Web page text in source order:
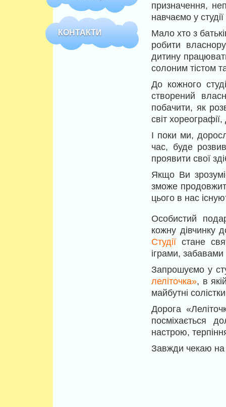
КОНТАКТИ
призначення,
навчаємо у
Мало хто з
робити
дитину
солоним тістом
До кожного
створений
побачити, як
світ
І поки ми,
час, буде
проявити свої
Якщо Ви
зможе
цього в нас
Особистий
кожну
Студії стане
іграми,
Запрошуємо у
леліточка», в
майбутні
Дорога
посміхається
настрою,
Завжди чекаю